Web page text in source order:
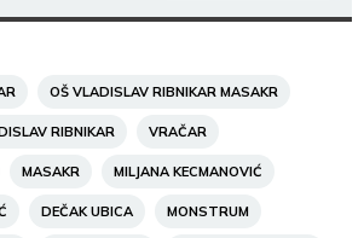
OŠ VLADISLAV RIBNIKAR MASAKR
RIBNIKAR VRAČAR
MASAKR MILJANA KECMANOVIĆ
DEČAK UBICA MONSTRUM